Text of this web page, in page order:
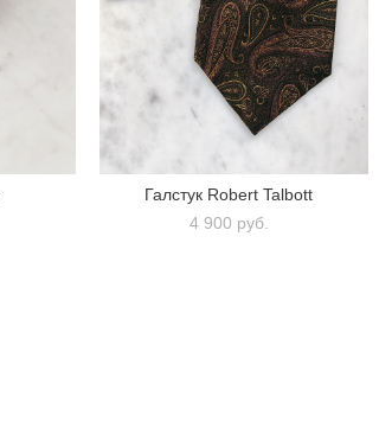
Галстук Robert Talbott
4 900 pуб.